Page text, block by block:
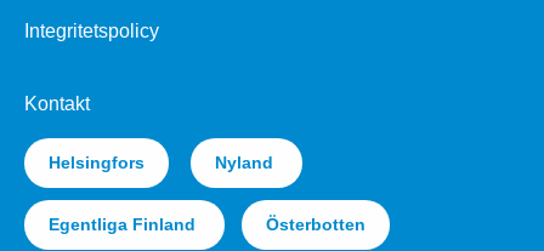
Integritetspolicy
Kontakt
Helsingfors Nyland
Egentliga Finland Österbotten